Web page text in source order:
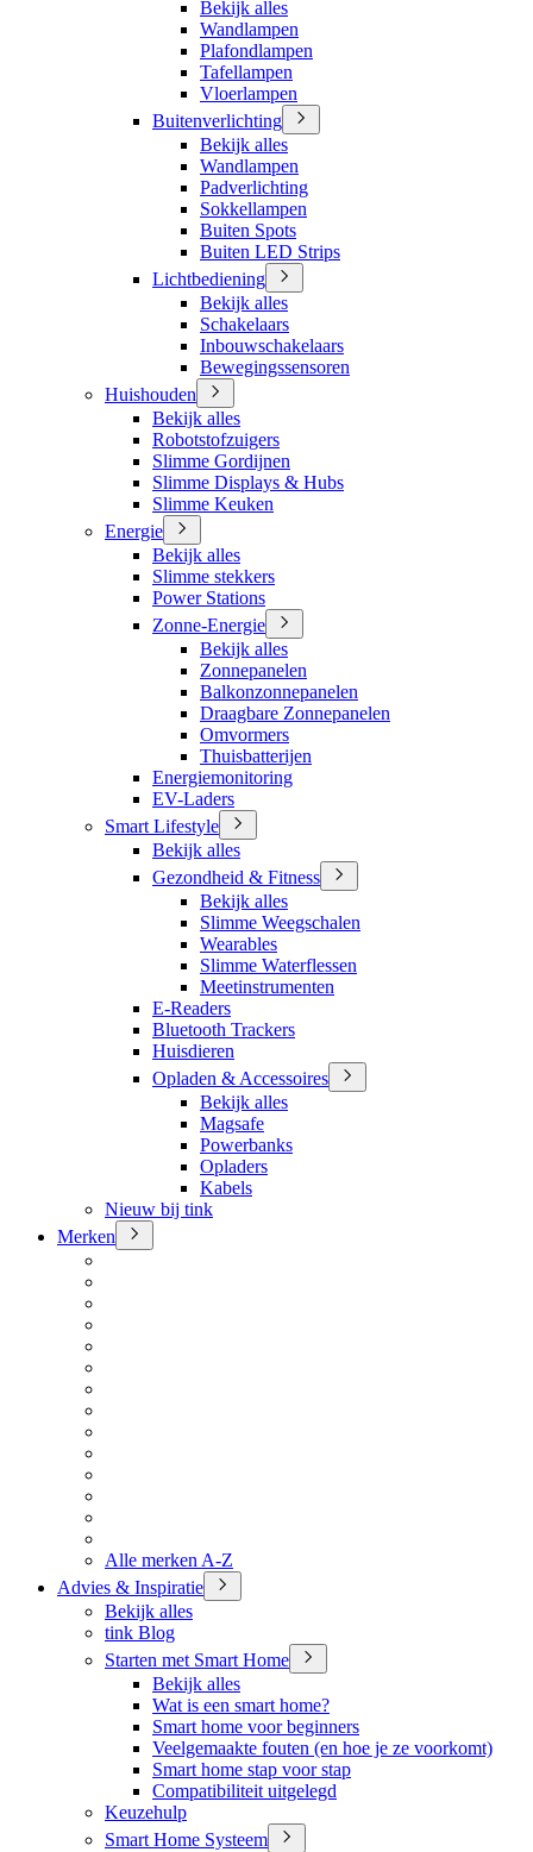
Bekijk alles
Wandlampen
Plafondlampen
Tafellampen
Vloerlampen
Buitenverlichting
Bekijk alles
Wandlampen
Padverlichting
Sokkellampen
Buiten Spots
Buiten LED Strips
Lichtbediening
Bekijk alles
Schakelaars
Inbouwschakelaars
Bewegingssensoren
Huishouden
Bekijk alles
Robotstofzuigers
Slimme Gordijnen
Slimme Displays & Hubs
Slimme Keuken
Energie
Bekijk alles
Slimme stekkers
Power Stations
Zonne-Energie
Bekijk alles
Zonnepanelen
Balkonzonnepanelen
Draagbare Zonnepanelen
Omvormers
Thuisbatterijen
Energiemonitoring
EV-Laders
Smart Lifestyle
Bekijk alles
Gezondheid & Fitness
Bekijk alles
Slimme Weegschalen
Wearables
Slimme Waterflessen
Meetinstrumenten
E-Readers
Bluetooth Trackers
Huisdieren
Opladen & Accessoires
Bekijk alles
Magsafe
Powerbanks
Opladers
Kabels
Nieuw bij tink
Merken
Alle merken A-Z
Advies & Inspiratie
Bekijk alles
tink Blog
Starten met Smart Home
Bekijk alles
Wat is een smart home?
Smart home voor beginners
Veelgemaakte fouten (en hoe je ze voorkomt)
Smart home stap voor stap
Compatibiliteit uitgelegd
Keuzehulp
Smart Home Systeem